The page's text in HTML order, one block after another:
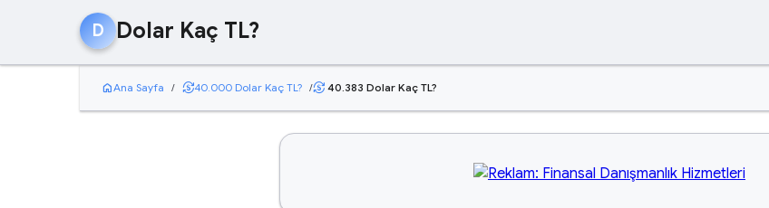
D Dolar Kaç TL?
homeAna Sayfa / currency_exchange40.000 Dolar Kaç TL? /currency_exchange 40.383 Dolar Kaç TL?